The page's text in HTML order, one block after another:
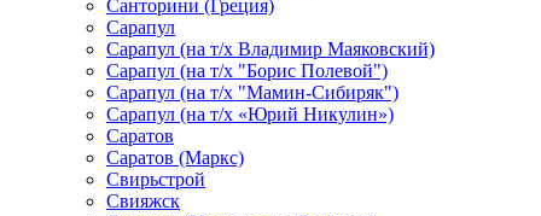
Санторини (Греция)
Сарапул
Сарапул (на т/х Владимир Маяковский)
Сарапул (на т/х "Борис Полевой")
Сарапул (на т/х "Мамин-Сибиряк")
Сарапул (на т/х «Юрий Никулин»)
Саратов
Саратов (Маркс)
Свирьстрой
Свияжск